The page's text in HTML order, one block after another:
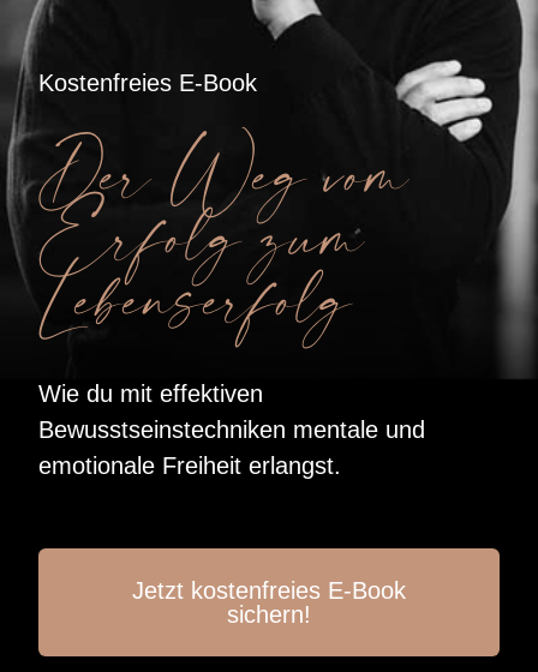
Kostenfreies E-Book
Der Weg vom
Erfolg zum
Lebenserfolg
Wie du mit effektiven
Bewusstseinstechniken mentale und
emotionale Freiheit erlangst.
Jetzt kostenfreies E-Book
sichern!